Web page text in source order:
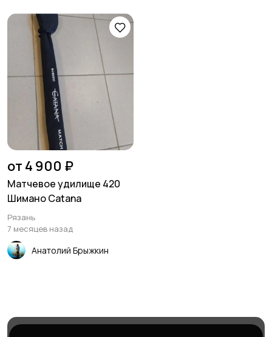
от 4 900 ₽
Матчевое удилище 420
Шимано Catana
Рязань
7 месяцев назад
Анатолий Брыжкин